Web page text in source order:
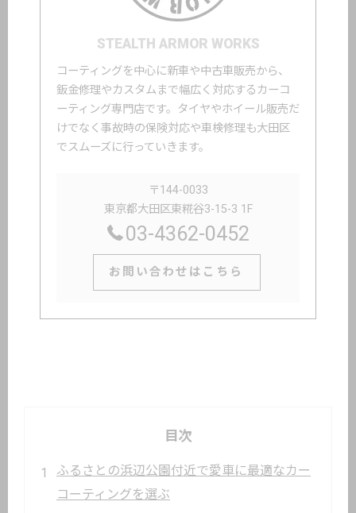
STEALTH ARMOR WORKS
コーティングを中心に新車や中古車販売から、
鈑金修理やカスタムまで幅広く対応するカーコ
ーティング専門店です。タイヤやホイール販売だ
けでなく事故時の保険対応や車検修理も大田区
でスムーズに行っていきます。
〒144-0033
東京都大田区東糀谷3-15-3 1F
03-4362-0452
お問い合わせはこちら
目次
ふるさとの浜辺公園付近で愛車に最適なカー
コーティングを選ぶ